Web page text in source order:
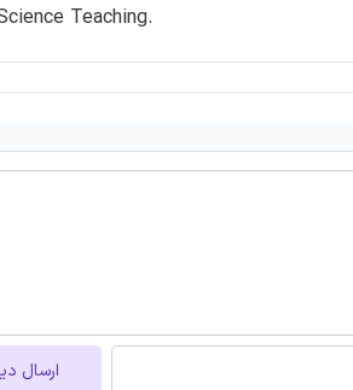
Teaching.
ارسال